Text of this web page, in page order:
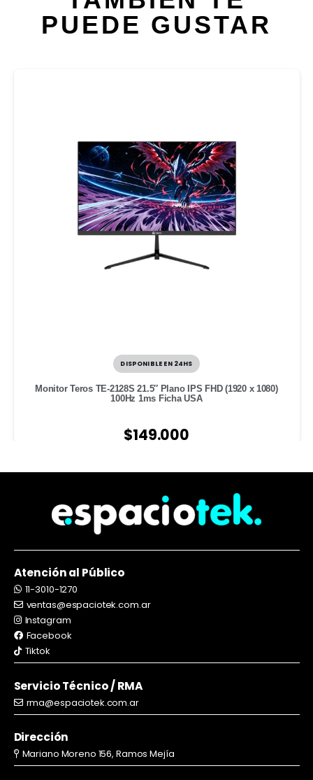
PUEDE GUSTAR
DISPONIBLE EN 24HS
Monitor Teros TE-2128S 21.5″ Plano IPS FHD (1920 x 1080)
100Hz 1ms Ficha USA
$149.000
Atención al Público
11-3010-1270
ventas@espaciotek.com.ar
Instagram
Facebook
Tiktok
Servicio Técnico / RMA
rma@espaciotek.com.ar
Dirección
Mariano Moreno 156, Ramos Mejía